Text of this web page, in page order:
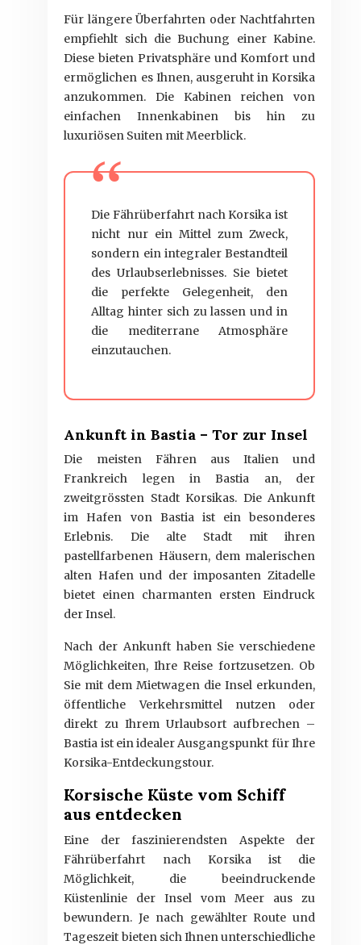
Für längere Überfahrten oder Nachtfahrten
empfiehlt sich die Buchung einer Kabine.
Diese bieten Privatsphäre und Komfort und
ermöglichen es Ihnen, ausgeruht in Korsika
anzukommen. Die Kabinen reichen von
einfachen Innenkabinen bis hin zu
luxuriösen Suiten mit Meerblick.
Die Fährüberfahrt nach Korsika ist
nicht nur ein Mittel zum Zweck,
sondern ein integraler Bestandteil
des Urlaubserlebnisses. Sie bietet
die perfekte Gelegenheit, den
Alltag hinter sich zu lassen und in
die mediterrane Atmosphäre
einzutauchen.
Ankunft in Bastia – Tor zur Insel
Die meisten Fähren aus Italien und
Frankreich legen in Bastia an, der
zweitgrössten Stadt Korsikas. Die Ankunft
im Hafen von Bastia ist ein besonderes
Erlebnis. Die alte Stadt mit ihren
pastellfarbenen Häusern, dem malerischen
alten Hafen und der imposanten Zitadelle
bietet einen charmanten ersten Eindruck
der Insel.
Nach der Ankunft haben Sie verschiedene
Möglichkeiten, Ihre Reise fortzusetzen. Ob
Sie mit dem Mietwagen die Insel erkunden,
öffentliche Verkehrsmittel nutzen oder
direkt zu Ihrem Urlaubsort aufbrechen –
Bastia ist ein idealer Ausgangspunkt für Ihre
Korsika-Entdeckungstour.
Korsische Küste vom Schiff
aus entdecken
Eine der faszinierendsten Aspekte der
Fährüberfahrt nach Korsika ist die
Möglichkeit, die beeindruckende
Küstenlinie der Insel vom Meer aus zu
bewundern. Je nach gewählter Route und
Tageszeit bieten sich Ihnen unterschiedliche